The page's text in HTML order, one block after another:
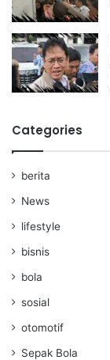
Categories
berita
News
lifestyle
bisnis
bola
sosial
otomotif
Sepak Bola